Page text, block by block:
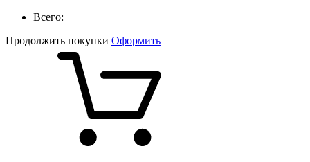
Всего:
Продолжить покупки Оформить